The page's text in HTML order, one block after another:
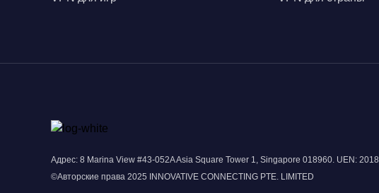
Адрес: 8 Marina View #43-052A Asia Square Tower 1, Singapore 018960. UEN:
©Авторские права 2025 INNOVATIVE CONNECTING PTE. LIMITED